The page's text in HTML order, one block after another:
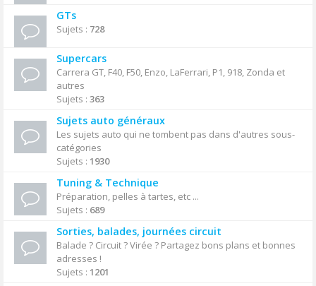
GTs
Sujets : 728
Supercars
Carrera GT, F40, F50, Enzo, LaFerrari, P1, 918, Zonda et
autres
Sujets : 363
Sujets auto généraux
Les sujets auto qui ne tombent pas dans d'autres sous-
catégories
Sujets : 1930
Tuning & Technique
Préparation, pelles à tartes, etc ...
Sujets : 689
Sorties, balades, journées circuit
Balade ? Circuit ? Virée ? Partagez bons plans et bonnes
adresses !
Sujets : 1201